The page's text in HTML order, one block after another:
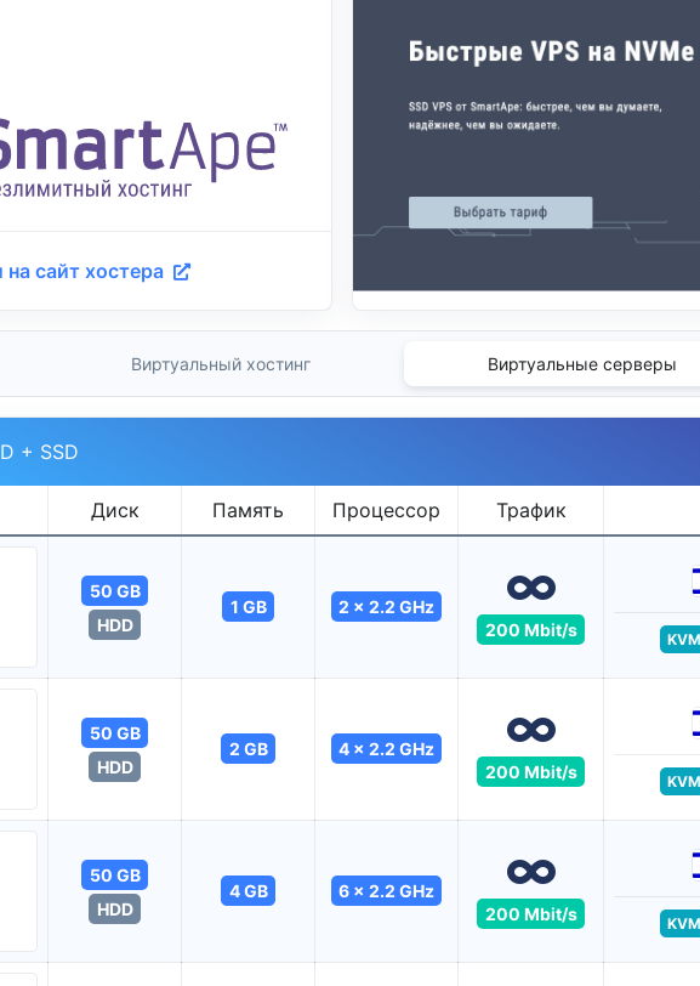
на сайт хостера
Виртуальный хостинг Виртуальные серверы
+ SSD
Диск Память Процессор Трафик
50 GB
HDD
1 GB
2 x 2.2 GHz
200 Mbit/s
KVM
50 GB
HDD
2 GB
4 x 2.2 GHz
200 Mbit/s
KVM
50 GB
HDD
4 GB
6 x 2.2 GHz
200 Mbit/s
KVM